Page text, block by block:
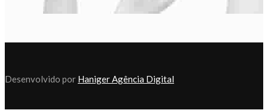
Desenvolvido por Haniger Agência Digital